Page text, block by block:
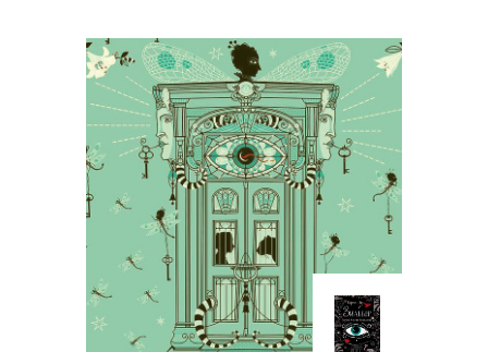
новых книгах». В ней ребята,
получившие дипломы «книжных
экспертов» в разных сезонах конкурса,
будут рассказывать о недавно
вышедших книгах. Издательства
присылают нам анонсы своих
новинок, мы знакомим с ними
экспертов-подростков, и если что-то
из предложенного заинтересовало
эксперта, книгу высылают ему по